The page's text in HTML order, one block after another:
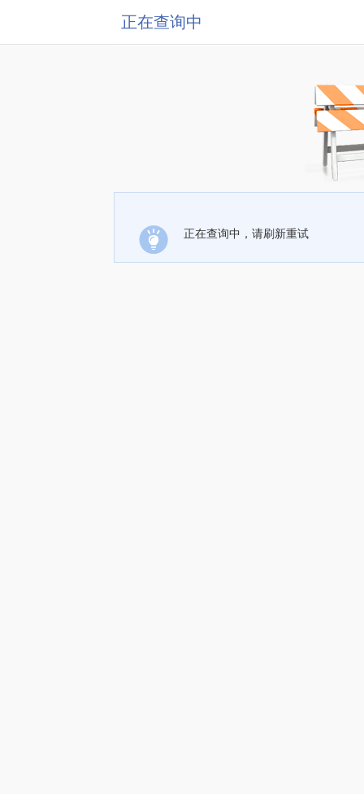
正在查询中
正在查询中，请刷新重试